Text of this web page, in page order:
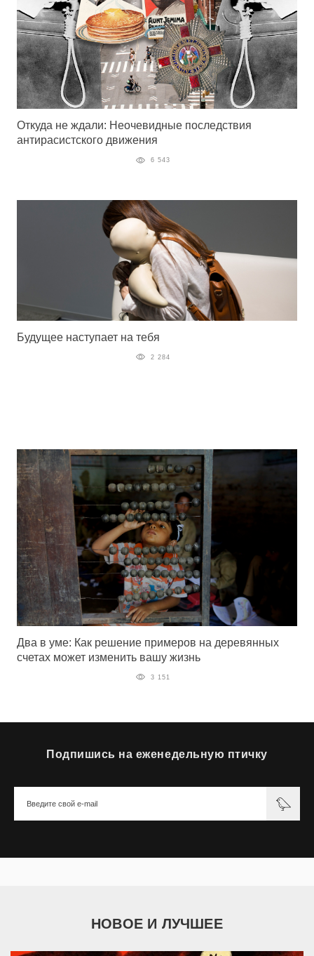
Откуда не ждали: Неочевидные последствия
антирасистского движения
6 543
Будущее наступает на тебя
2 284
Два в уме: Как решение примеров на деревянных
счетах может изменить вашу жизнь
3 151
Подпишись на еженедельную птичку
НОВОЕ И ЛУЧШЕЕ